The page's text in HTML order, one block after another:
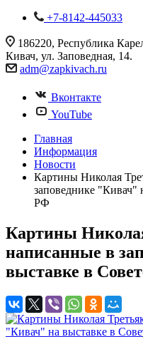
+7-8142-445033
186220, Республика
Кивач, ул. Заповедная, 14.
adm@zapkivach.ru
Вконтакте
YouTube
Главная
Информация
Новости
Картины Николая
заповеднике "Кивач"
РФ
Картины
написанные в
выставке в